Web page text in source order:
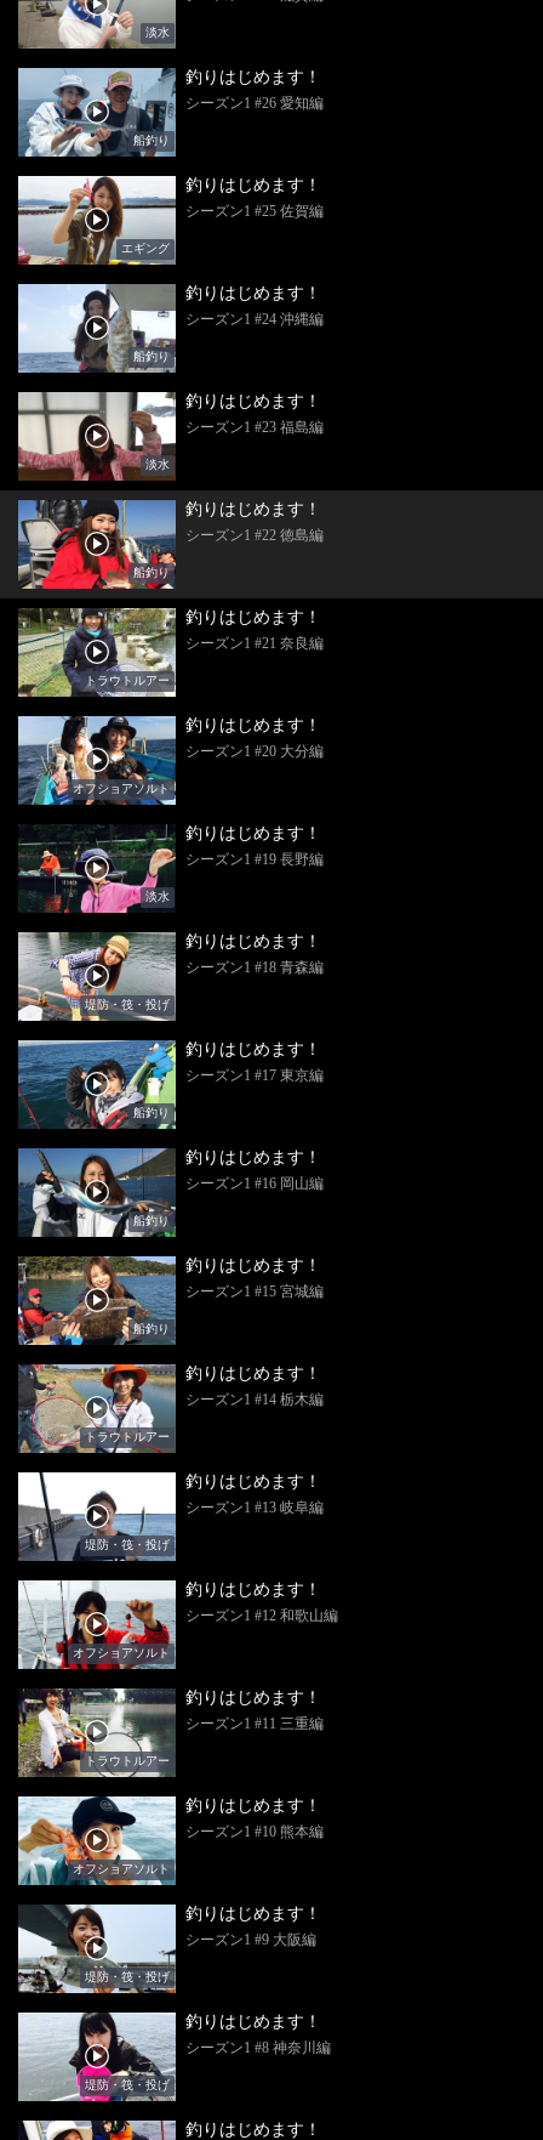
淡水
船釣り
釣りはじめます！
シーズン1 #26 愛知編
エギング
釣りはじめます！
シーズン1 #25 佐賀編
船釣り
釣りはじめます！
シーズン1 #24 沖縄編
淡水
釣りはじめます！
シーズン1 #23 福島編
船釣り
釣りはじめます！
シーズン1 #22 徳島編
トラウトルアー
釣りはじめます！
シーズン1 #21 奈良編
オフショアソルト
釣りはじめます！
シーズン1 #20 大分編
淡水
釣りはじめます！
シーズン1 #19 長野編
堤防・筏・投げ
釣りはじめます！
シーズン1 #18 青森編
船釣り
釣りはじめます！
シーズン1 #17 東京編
船釣り
釣りはじめます！
シーズン1 #16 岡山編
船釣り
釣りはじめます！
シーズン1 #15 宮城編
トラウトルアー
釣りはじめます！
シーズン1 #14 栃木編
堤防・筏・投げ
釣りはじめます！
シーズン1 #13 岐阜編
オフショアソルト
釣りはじめます！
シーズン1 #12 和歌山編
トラウトルアー
釣りはじめます！
シーズン1 #11 三重編
オフショアソルト
釣りはじめます！
シーズン1 #10 熊本編
堤防・筏・投げ
釣りはじめます！
シーズン1 #9 大阪編
堤防・筏・投げ
釣りはじめます！
シーズン1 #8 神奈川編
釣りはじめます！